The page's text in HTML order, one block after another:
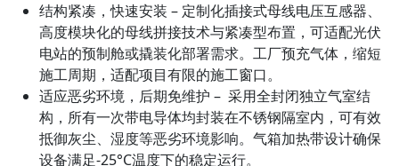
结构紧凑，快速安装 – 定制化插接式母线电压互感器、
高度模块化的母线拼接技术与紧凑型布置，可适配光伏
电站的预制舱或撬装化部署需求。工厂预充气体，缩短
施工周期，适配项目有限的施工窗口。
适应恶劣环境，后期免维护 – 采用全封闭独立气室结
构，所有一次带电导体均封装在不锈钢隔室内，可有效
抵御灰尘、湿度等恶劣环境影响。气箱加热带设计确保
设备满足-25°C温度下的稳定运行。